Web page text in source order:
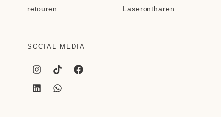
retouren
SOCIAL MEDIA
Laserontharen